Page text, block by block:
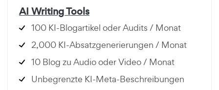
AI Writing Tools
100 KI-Blogartikel oder Audits / Monat
2,000 KI-Absatzgenerierungen / Monat
10 Blog zu Audio oder Video / Monat
Unbegrenzte KI-Meta-Beschreibungen